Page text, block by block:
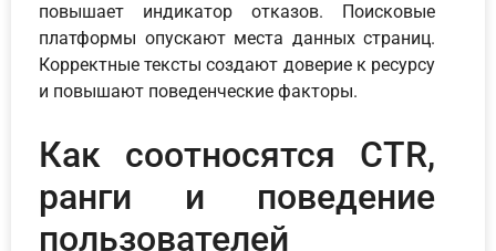
повышает индикатор отказов. Поисковые
платформы опускают места данных страниц.
Корректные тексты создают доверие к ресурсу
и повышают поведенческие факторы.
Как соотносятся CTR,
ранги и поведение
пользователей